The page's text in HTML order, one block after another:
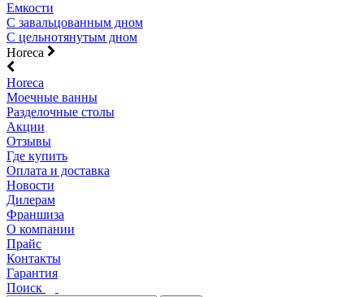
Емкости
С завальцованным дном
С цельнотянутым дном
Horeca
Horeca
Моечные ванны
Разделочные столы
Акции
Отзывы
Где купить
Оплата и доставка
Новости
Дилерам
Франшиза
О компании
Прайс
Контакты
Гарантия
Поиск